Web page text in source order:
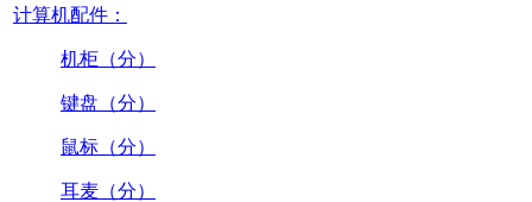
计算机配件：
机柜（分）
键盘（分）
鼠标（分）
耳麦（分）